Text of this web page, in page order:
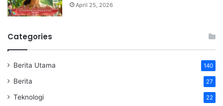
April 25, 2026
Categories
Berita Utama 140
Berita 27
Teknologi 22